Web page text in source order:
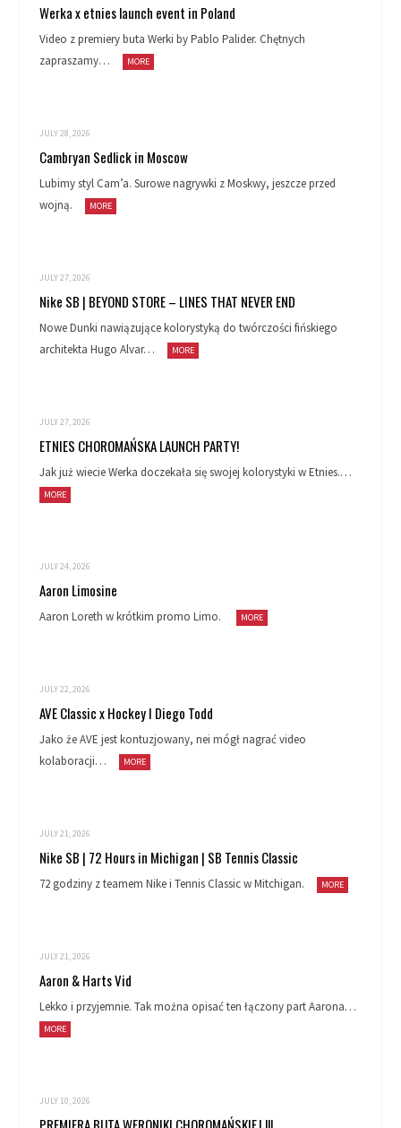
Werka x etnies launch event in Poland
Video z premiery buta Werki by Pablo Palider. Chętnych
zapraszamy…
MORE
JULY 28, 2026
Cambryan Sedlick in Moscow
Lubimy styl Cam’a. Surowe nagrywki z Moskwy, jeszcze przed
wojną.
MORE
JULY 27, 2026
Nike SB | BEYOND STORE – LINES THAT NEVER END
Nowe Dunki nawiązujące kolorystyką do twórczości fińskiego
architekta Hugo Alvar…
MORE
JULY 27, 2026
ETNIES CHOROMAŃSKA LAUNCH PARTY!
Jak już wiecie Werka doczekała się swojej kolorystyki w Etnies.…
MORE
JULY 24, 2026
Aaron Limosine
Aaron Loreth w krótkim promo Limo. MORE
JULY 22, 2026
AVE Classic x Hockey I Diego Todd
Jako że AVE jest kontuzjowany, nei mógł nagrać video
kolaboracji…
MORE
JULY 21, 2026
Nike SB | 72 Hours in Michigan | SB Tennis Classic
72 godziny z teamem Nike i Tennis Classic w Mitchigan. MORE
JULY 21, 2026
Aaron & Harts Vid
Lekko i przyjemnie. Tak można opisać ten łączony part Aarona…
MORE
JULY 10, 2026